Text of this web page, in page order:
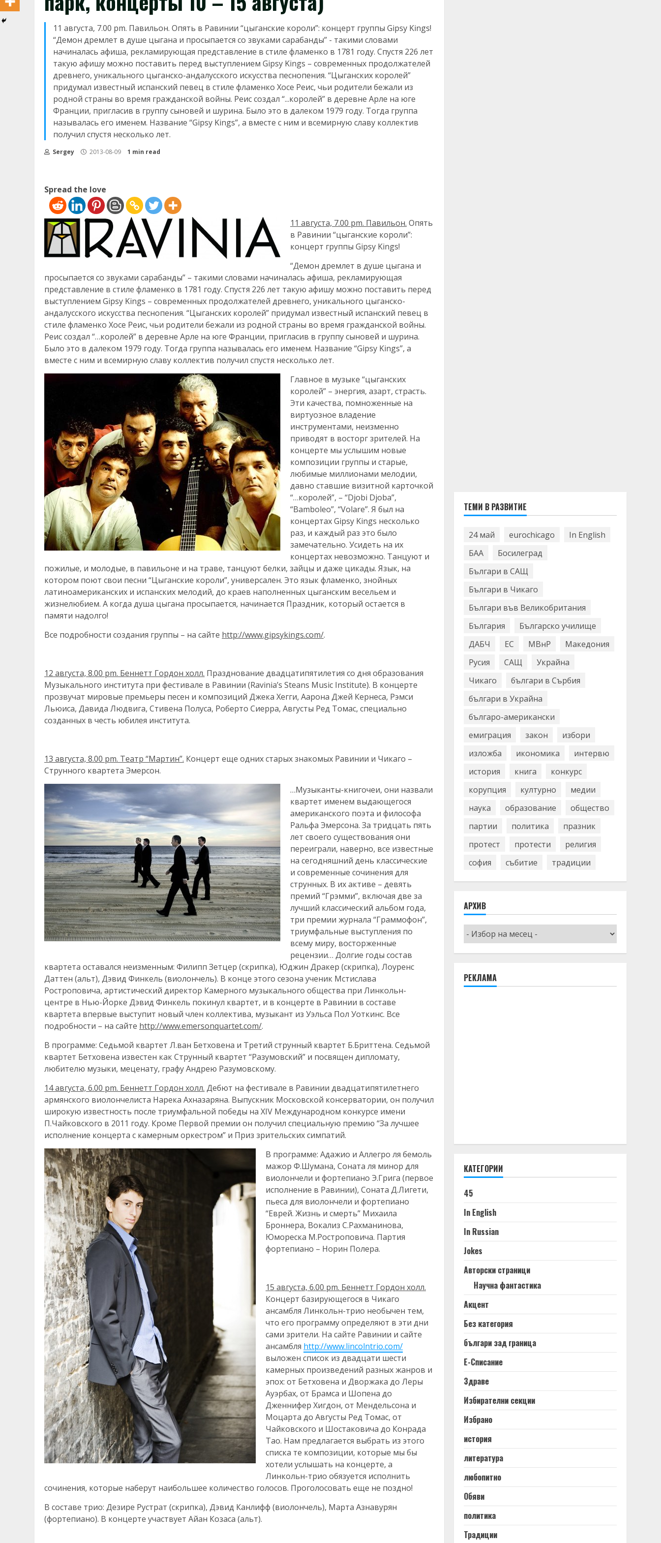
11 августа, 7.00 pm. Павильон. Опять в Равинии “цыганские короли”: концерт группы Gipsy Kings!
“Демон дремлет в душе цыгана и просыпается со звуками сарабанды” - такими словами
начиналась афиша, рекламирующая представление в стиле фламенко в 1781 году. Спустя 226 лет
такую афишу можно поставить перед выступлением Gipsy Kings – современных продолжателей
древнего, уникального цыганско-андалусского искусства песнопения. “Цыганских королей”
придумал известный испанский певец в стиле фламенко Хосе Реис, чьи родители бежали из
родной страны во время гражданской войны. Реис создал “...королей” в деревне Арле на юге
Франции, пригласив в группу сыновей и шурина. Было это в далеком 1979 году. Тогда группа
называлась его именем. Название “Gipsy Kings”, а вместе с ним и всемирную славу коллектив
получил спустя несколько лет.
Sergey 2013-08-09 1 min read
Spread the love
11 августа, 7.00 pm. Павильон. Опять
в Равинии “цыганские короли”:
концерт группы Gipsy Kings!
“Демон дремлет в душе цыгана и
просыпается со звуками сарабанды” – такими словами начиналась афиша, рекламирующая
представление в стиле фламенко в 1781 году. Спустя 226 лет такую афишу можно поставить перед
выступлением Gipsy Kings – современных продолжателей древнего, уникального цыганско-
андалусского искусства песнопения. “Цыганских королей” придумал известный испанский певец в
стиле фламенко Хосе Реис, чьи родители бежали из родной страны во время гражданской войны.
Реис создал “…королей” в деревне Арле на юге Франции, пригласив в группу сыновей и шурина.
Было это в далеком 1979 году. Тогда группа называлась его именем. Название “Gipsy Kings”, а
вместе с ним и всемирную славу коллектив получил спустя несколько лет.
Главное в музыке “цыганских
королей” – энергия, азарт, страсть.
Эти качества, помноженные на
виртуозное владение
инструментами, неизменно
приводят в восторг зрителей. На
концерте мы услышим новые
композиции группы и старые,
любимые миллионами мелодии,
давно ставшие визитной карточкой
“…королей”, – “Djobi Djoba”,
“Bamboleo”, “Volare”. Я был на
концертах Gipsy Kings несколько
раз, и каждый раз это было
замечательно. Усидеть на их
концертах невозможно. Танцуют и
пожилые, и молодые, в павильоне и на траве, танцуют белки, зайцы и даже цикады. Язык, на
котором поют свои песни “Цыганские короли”, универсален. Это язык фламенко, знойных
латиноамериканских и испанских мелодий, до краев наполненных цыганским весельем и
жизнелюбием. А когда душа цыгана просыпается, начинается Праздник, который остается в
памяти надолго!
Все подробности создания группы – на сайте http://www.gipsykings.com/.
12 августа, 8.00 pm. Беннетт Гордон холл. Празднование двадцатипятилетия со дня образования
Музыкального института при фестивале в Равинии (Ravinia’s Steans Music Institute). В концерте
прозвучат мировые премьеры песен и композиций Джека Хегги, Аарона Джей Кернеса, Рэмси
Льюиса, Давида Людвига, Стивена Полуса, Роберто Сиерра, Августы Ред Томас, специально
созданных в честь юбилея института.
13 августа, 8.00 pm. Театр “Мартин”. Концерт еще одних старых знакомых Равинии и Чикаго –
Струнного квартета Эмерсон.
…Музыканты-книгочеи, они назвали
квартет именем выдающегося
американского поэта и философа
Ральфа Эмерсона. За тридцать пять
лет своего существования они
переиграли, наверно, все известные
на сегодняшний день классические
и современные сочинения для
струнных. В их активе – девять
премий “Грэмми”, включая две за
лучший классический альбом года,
три премии журнала “Граммофон”,
триумфальные выступления по
всему миру, восторженные
рецензии… Долгие годы состав
квартета оставался неизменным: Филипп Зетцер (скрипка), Юджин Дракер (скрипка), Лоуренс
Даттен (альт), Дэвид Финкель (виолончель). В конце этого сезона ученик Мстислава
Ростроповича, артистический директор Камерного музыкального общества при Линкольн-
центре в Нью-Йорке Дэвид Финкель покинул квартет, и в концерте в Равинии в составе
квартета впервые выступит новый член коллектива, музыкант из Уэльса Пол Уоткинс. Все
подробности – на сайте http://www.emersonquartet.com/.
В программе: Седьмой квартет Л.ван Бетховена и Третий струнный квартет Б.Бриттена. Седьмой
квартет Бетховена известен как Струнный квартет “Разумовский” и посвящен дипломату,
любителю музыки, меценату, графу Андрею Разумовскому.
14 августа, 6.00 pm. Беннетт Гордон холл. Дебют на фестивале в Равинии двадцатипятилетнего
армянского виолончелиста Нарека Ахназаряна. Выпускник Московской консерватории, он получил
широкую известность после триумфальной победы на XIV Международном конкурсе имени
П.Чайковского в 2011 году. Кроме Первой премии он получил специальную премию “За лучшее
исполнение концерта с камерным оркестром” и Приз зрительских симпатий.
В программе: Адажио и Аллегро ля бемоль
мажор Ф.Шумана, Соната ля минор для
виолончели и фортепиано Э.Грига (первое
исполнение в Равинии), Соната Д.Лигети,
пьеса для виолончели и фортепиано
“Еврей. Жизнь и смерть” Михаила
Броннера, Вокализ С.Рахманинова,
Юмореска М.Ростроповича. Партия
фортепиано – Норин Полера.
15 августа, 6.00 pm. Беннетт Гордон холл.
Концерт базирующегося в Чикаго
ансамбля Линкольн-трио необычен тем,
что его программу определяют в эти дни
сами зрители. На сайте Равинии и сайте
ансамбля http://www.lincolntrio.com/
выложен список из двадцати шести
камерных произведений разных жанров и
эпох: от Бетховена и Дворжака до Леры
Ауэрбах, от Брамса и Шопена до
Дженнифер Хигдон, от Мендельсона и
Моцарта до Августы Ред Томас, от
Чайковского и Шостаковича до Конрада
Тао. Нам предлагается выбрать из этого
списка те композиции, которые мы бы
хотели услышать на концерте, а
Линкольн-трио обязуется исполнить
сочинения, которые наберут наибольшее количество голосов. Проголосовать еще не поздно!
В составе трио: Дезире Рустрат (скрипка), Дэвид Канлифф (виолончель), Марта Азнавурян
(фортепиано). В концерте участвует Айан Козаса (альт).
ТЕМИ В РАЗВИТИЕ
24 май eurochicago
In English
БАА
Босилеград
Българи в САЩ
Българи в Чикаго
Българи във Великобритания
България
Българско училище
ДАБЧ
ЕС МВнР
Македония
Русия
САЩ
Украйна
Чикаго
българи в Сърбия
българи в Украйна
българо-американски
емиграция
закон
избори
изложба
икономика
интервю
история
книга
конкурс
корупция
културно
медии
наука
образование
общество
партии
политика
празник
протест
протести
религия
софия
събитие традиции
АРХИВ
Архив
РЕКЛАМА
КАТЕГОРИИ
45
In English
In Russian
Jokes
Авторски страници
Научна фантастика
Акцент
Без категория
българи зад граница
Е-Списание
Здраве
Избирателни секции
Избрано
история
литература
любопитно
Обяви
политика
Традиции